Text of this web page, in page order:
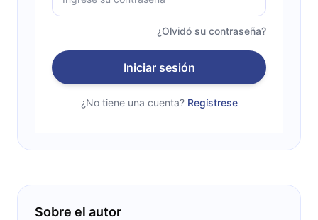
¿Olvidó su contraseña?
Iniciar sesión
¿No tiene una cuenta? Regístrese
Sobre el autor